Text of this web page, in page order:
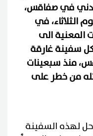
في صفاقس،
الثلاثاء، في
المعنية الى
سفينة غارقة
منذ سبعينات
من خطر على
حل لهذه السفينة